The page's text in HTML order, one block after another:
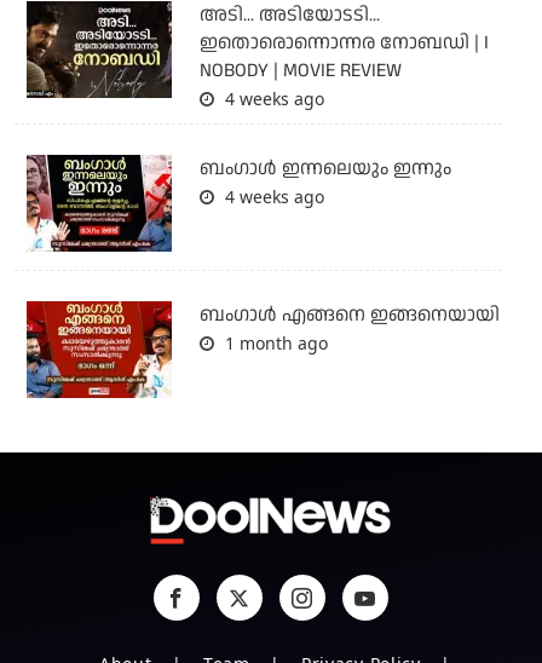
അടി... അടിയോടടി...
ഇതൊരൊന്നൊന്നര നോബഡി | I
NOBODY | MOVIE REVIEW
4 weeks ago
ബംഗാള്‍ ഇന്നലെയും ഇന്നും
4 weeks ago
ബം​ഗാൾ എങ്ങനെ ഇങ്ങനെയായി
1 month ago